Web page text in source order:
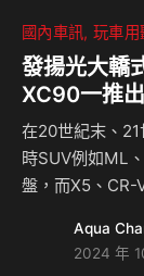
國內車訊 玩車用
發揚光大轎
XC90一推
在20世紀末、
時SUV例如ML
盤，而X5、CR-
誕生！與第一
身不僅有五人
Aqua
2024 年